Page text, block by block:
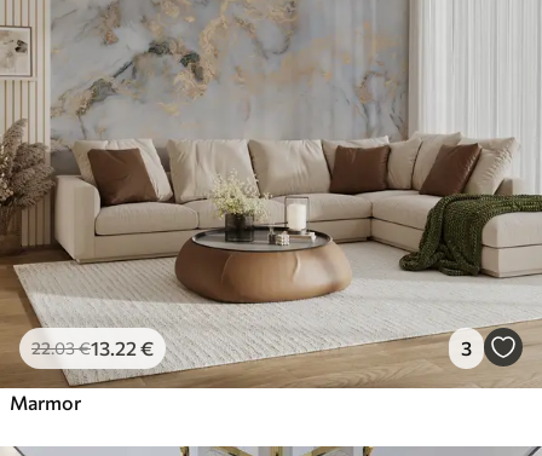
56 .67 34.00 €/m²
Premium vinil
65.00
Peel and Stick
49 /m²
22.03€13 .22 € 3
Marmor